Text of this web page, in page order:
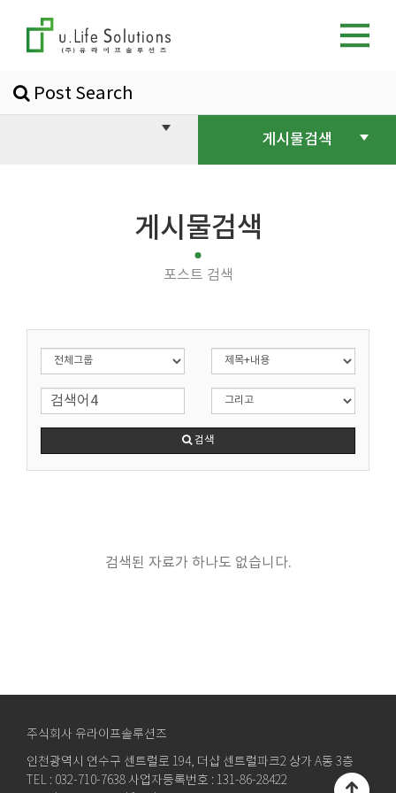
Post Search
게시물검색
게시물검색
포스트 검색
검색
검색된 자료가 하나도 없습니다.
주식회사 유라이프솔루션즈
인천광역시 연수구 센트럴로 194, 더샵 센트럴파크2 상가 A동 3층
TEL : 032-710-7638 사업자등록번호 : 131-86-28422